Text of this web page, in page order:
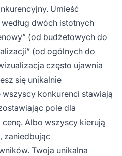
Umieść
dwóch istotnych
(od budżetowych do
(od ogólnych do
często ujawnia
się unikalnie
konkurenci stawiają
pole dla
Albo wszyscy kierują
zaniedbując
Twoja unikalna